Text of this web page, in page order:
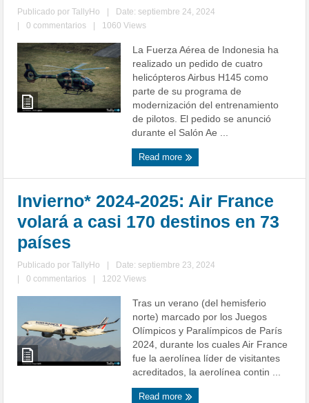
Publicado porTallyHo
Date: septiembre 24, 2024
0 commentarios 1060 Views
La Fuerza Aérea de Indonesia ha
realizado un pedido de cuatro
helicópteros Airbus H145 como
parte de su programa de
modernización del entrenamiento
de pilotos. El pedido se anunció
durante el Salón Ae ...
Read more
Invierno* 2024-2025: Air France
volará a casi 170 destinos en 73
países
Publicado porTallyHo
Date: septiembre 23, 2024
0 commentarios 1202 Views
Tras un verano (del hemisferio
norte) marcado por los Juegos
Olímpicos y Paralímpicos de París
2024, durante los cuales Air France
fue la aerolínea líder de visitantes
acreditados, la aerolínea contin ...
Read more